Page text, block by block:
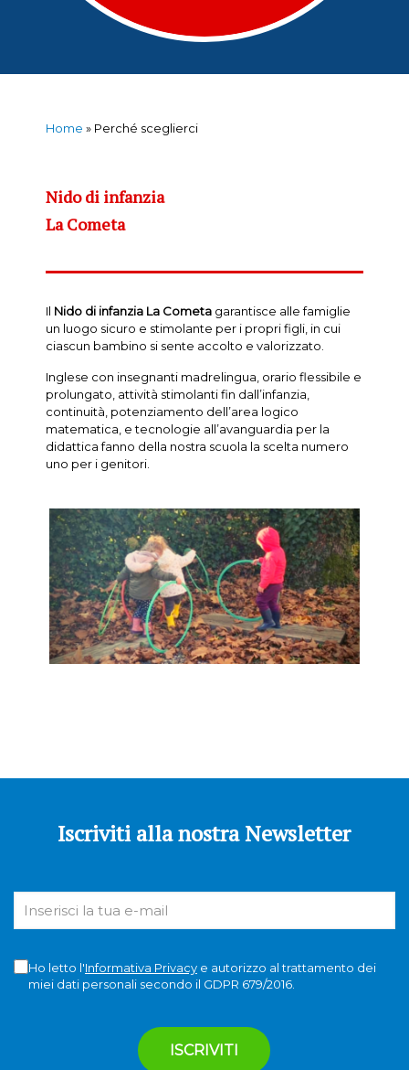
Home » Perché sceglierci
Nido di infanzia
La Cometa
Il Nido di infanzia La Cometagarantisce alle famiglie
un luogo sicuro e stimolante per i propri figli, in cui
ciascun bambino si sente accolto e valorizzato.
Inglese con insegnanti madrelingua, orario flessibile e
prolungato, attività stimolanti fin dall’infanzia,
continuità, potenziamento dell’area logico
matematica, e tecnologie all’avanguardia per la
didattica fanno della nostra scuola la scelta numero
uno per i genitori.
Iscriviti alla nostra Newsletter
Ho letto l'Informativa Privacye autorizzo al trattamento dei
miei dati personali secondo il GDPR 679/2016.